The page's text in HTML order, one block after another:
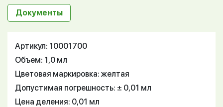
Документы
Артикул: 10001700
Объем: 1,0 мл
Цветовая маркировка: желтая
Допустимая погрешность: ± 0,01 мл
Цена деления: 0,01 мл